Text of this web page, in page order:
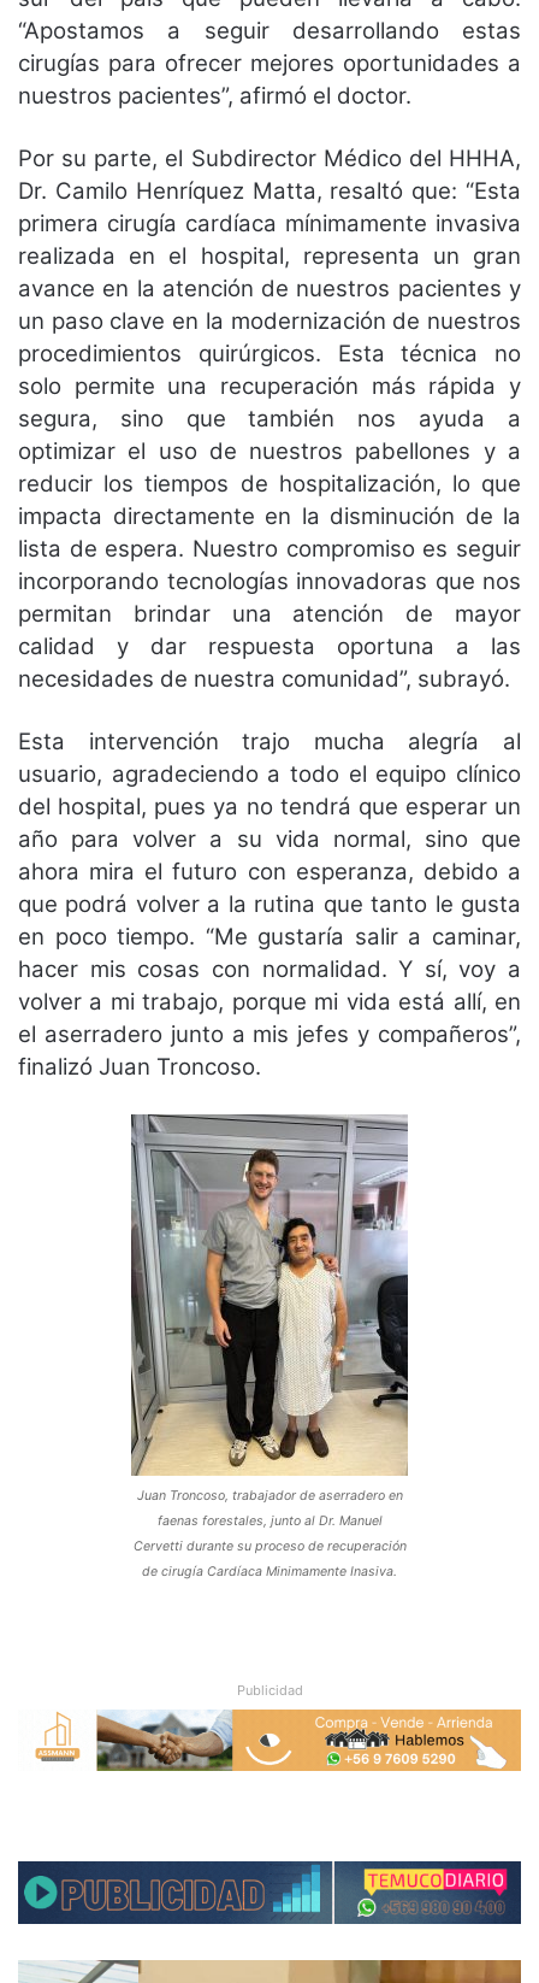
“Apostamos a seguir desarrollando estas
cirugías para ofrecer mejores oportunidades a
nuestros pacientes”, afirmó el doctor.
Por su parte, el Subdirector Médico del HHHA,
Dr. Camilo Henríquez Matta, resaltó que: “Esta
primera cirugía cardíaca mínimamente invasiva
realizada en el hospital, representa un gran
avance en la atención de nuestros pacientes y
un paso clave en la modernización de nuestros
procedimientos quirúrgicos. Esta técnica no
solo permite una recuperación más rápida y
segura, sino que también nos ayuda a
optimizar el uso de nuestros pabellones y a
reducir los tiempos de hospitalización, lo que
impacta directamente en la disminución de la
lista de espera. Nuestro compromiso es seguir
incorporando tecnologías innovadoras que nos
permitan brindar una atención de mayor
calidad y dar respuesta oportuna a las
necesidades de nuestra comunidad”, subrayó.
Esta intervención trajo mucha alegría al
usuario, agradeciendo a todo el equipo clínico
del hospital, pues ya no tendrá que esperar un
año para volver a su vida normal, sino que
ahora mira el futuro con esperanza, debido a
que podrá volver a la rutina que tanto le gusta
en poco tiempo. “Me gustaría salir a caminar,
hacer mis cosas con normalidad. Y sí, voy a
volver a mi trabajo, porque mi vida está allí, en
el aserradero junto a mis jefes y compañeros”,
finalizó Juan Troncoso.
Juan Troncoso, trabajador de aserradero en
faenas forestales, junto al Dr. Manuel
Cervetti durante su proceso de recuperación
de cirugía Cardíaca Minimamente Inasiva.
Publicidad